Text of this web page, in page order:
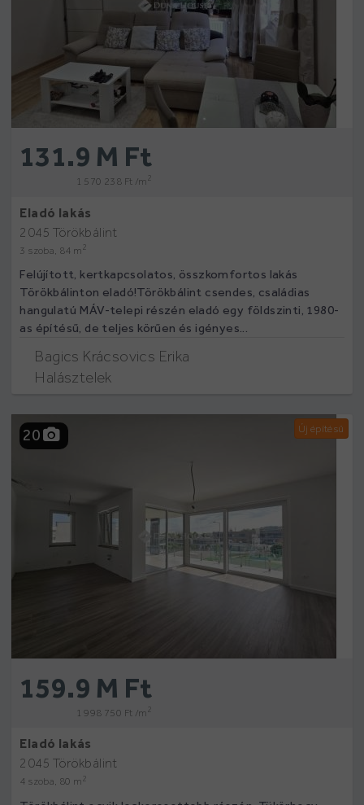
131.9 M Ft
1 570 238 Ft /m2
Eladó lakás
2045 Törökbálint
3 szoba, 84 m 2
Felújított, kertkapcsolatos, összkomfortos lakás
Törökbálinton eladó!Törökbálint csendes, családias
hangulatú MÁV-telepi részén eladó egy földszinti, 1980-
as építésű, de teljes körűen és igényes...
Bagics Krácsovics Erika
Halásztelek
20
159.9 M Ft
1 998 750 Ft /m 2
Eladó lakás
2045 Törökbálint
4 szoba, 80 m 2
Új építésű